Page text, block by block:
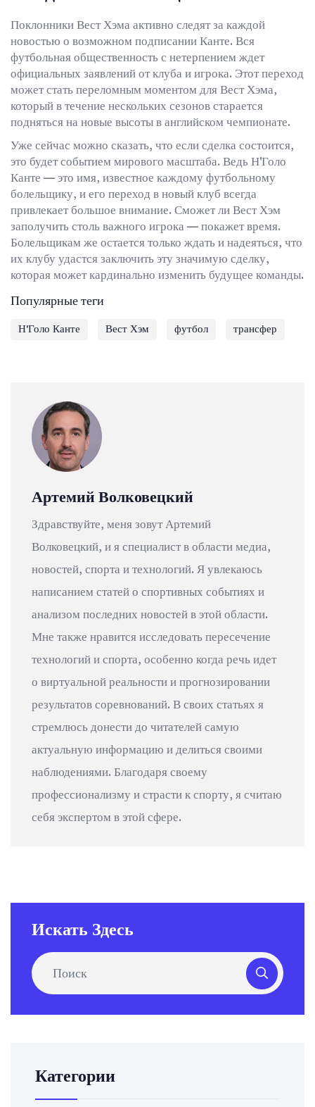
Поклонники Вест Хэма активно следят за каждой
новостью о возможном подписании Канте. Вся
футбольная общественность с нетерпением ждет
официальных заявлений от клуба и игрока. Этот переход
может стать переломным моментом для Вест Хэма,
который в течение нескольких сезонов старается
подняться на новые высоты в английском чемпионате.
Уже сейчас можно сказать, что если сделка состоится,
это будет событием мирового масштаба. Ведь Н'Голо
Канте — это имя, известное каждому футбольному
болельщику, и его переход в новый клуб всегда
привлекает большое внимание. Сможет ли Вест Хэм
заполучить столь важного игрока — покажет время.
Болельщикам же остается только ждать и надеяться, что
их клубу удастся заключить эту значимую сделку,
которая может кардинально изменить будущее команды.
Популярные теги
Н'Голо Канте Вест Хэм футбол трансфер
Артемий Волковецкий
Здравствуйте, меня зовут Артемий
Волковецкий, и я специалист в области медиа,
новостей, спорта и технологий. Я увлекаюсь
написанием статей о спортивных событиях и
анализом последних новостей в этой области.
Мне также нравится исследовать пересечение
технологий и спорта, особенно когда речь идет
о виртуальной реальности и прогнозировании
результатов соревнований. В своих статьях я
стремлюсь донести до читателей самую
актуальную информацию и делиться своими
наблюдениями. Благодаря своему
профессионализму и страсти к спорту, я считаю
себя экспертом в этой сфере.
Искать Здесь
Категории